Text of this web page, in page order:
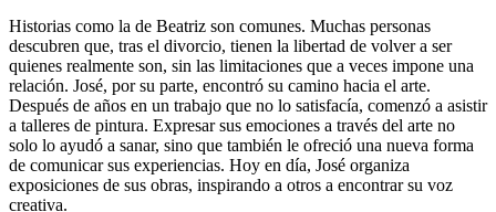
Historias como la de Beatriz son comunes. Muchas personas
descubren que, tras el divorcio, tienen la libertad de volver a ser
quienes realmente son, sin las limitaciones que a veces impone una
relación. José, por su parte, encontró su camino hacia el arte.
Después de años en un trabajo que no lo satisfacía, comenzó a asistir
a talleres de pintura. Expresar sus emociones a través del arte no
solo lo ayudó a sanar, sino que también le ofreció una nueva forma
de comunicar sus experiencias. Hoy en día, José organiza
exposiciones de sus obras, inspirando a otros a encontrar su voz
creativa.